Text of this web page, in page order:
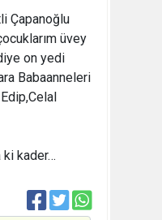
Çapanoğlu
üvey
on yedi
Babaanneleri
kader…